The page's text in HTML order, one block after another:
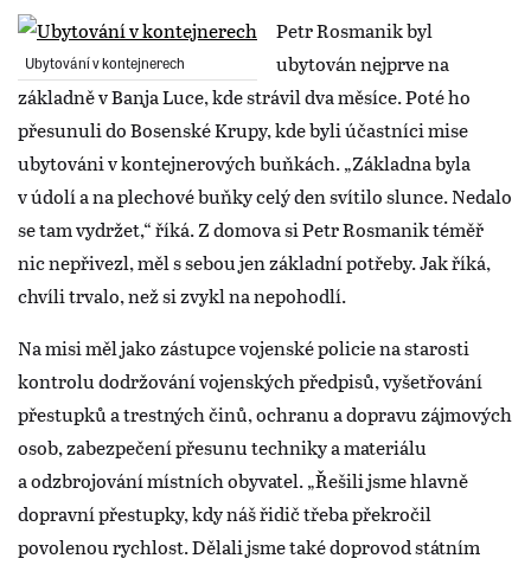
Ubytování v kontejnerech
Petr Rosmanik byl
ubytován nejprve na
základně v Banja Luce, kde strávil dva měsíce. Poté ho
přesunuli do Bosenské Krupy, kde byli účastníci mise
ubytováni v kontejnerových buňkách. „Základna byla
v údolí a na plechové buňky celý den svítilo slunce. Nedalo
se tam vydržet,“ říká. Z domova si Petr Rosmanik téměř
nic nepřivezl, měl s sebou jen základní potřeby. Jak říká,
chvíli trvalo, než si zvykl na nepohodlí.
Na misi měl jako zástupce vojenské policie na starosti
kontrolu dodržování vojenských předpisů, vyšetřování
přestupků a trestných činů, ochranu a dopravu zájmových
osob, zabezpečení přesunu techniky a materiálu
a odzbrojování místních obyvatel. „Řešili jsme hlavně
dopravní přestupky, kdy náš řidič třeba překročil
povolenou rychlost. Dělali jsme také doprovod státním